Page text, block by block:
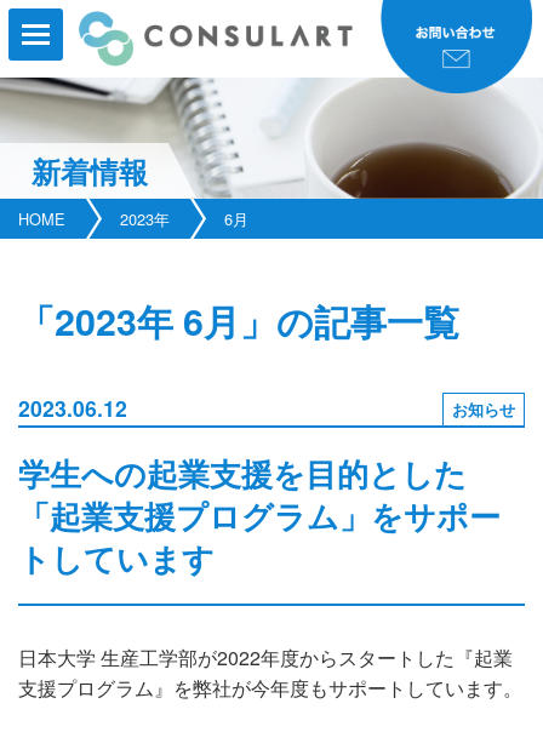
新着情報
HOME 2023年 6月
「2023年 6月」の記事一覧
2023.06.12 お知らせ
学生への起業支援を目的とした
「起業支援プログラム」をサポー
トしています
日本大学 生産工学部が2022年度からスタートした『起業
支援プログラム』を弊社が今年度もサポートしています。
HOME
事業実績
研修・セミナー
会社案内
新着情報
お問い合わせ
プライバシーポリシー